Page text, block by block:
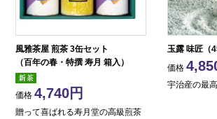
風雅茶屋 煎茶 3缶セット
（百年の春・特撰 寿月 箱入）
価格 4,740
贈って喜ばれる寿月堂の高級煎茶
玉露 味匠（
価格
宇治産の最